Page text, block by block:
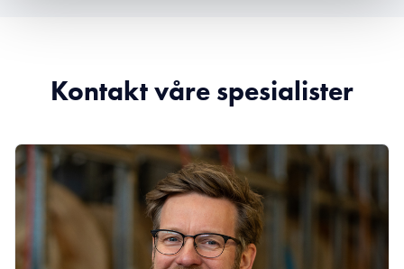
Kontakt våre spesialister